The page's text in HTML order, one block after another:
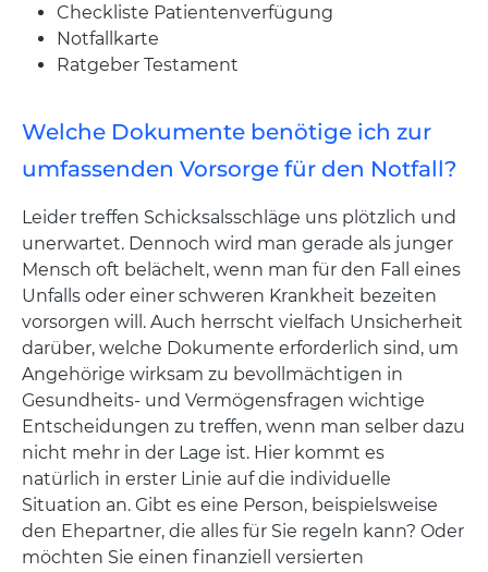
Checkliste Patientenverfügung
Notfallkarte
Ratgeber Testament
Welche Dokumente benötige ich zur
umfassenden Vorsorge für den Notfall?
Leider treffen Schicksalsschläge uns plötzlich und
unerwartet. Dennoch wird man gerade als junger
Mensch oft belächelt, wenn man für den Fall eines
Unfalls oder einer schweren Krankheit bezeiten
vorsorgen will. Auch herrscht vielfach Unsicherheit
darüber, welche Dokumente erforderlich sind, um
Angehörige wirksam zu bevollmächtigen in
Gesundheits- und Vermögensfragen wichtige
Entscheidungen zu treffen, wenn man selber dazu
nicht mehr in der Lage ist. Hier kommt es
natürlich in erster Linie auf die individuelle
Situation an. Gibt es eine Person, beispielsweise
den Ehepartner, die alles für Sie regeln kann? Oder
möchten Sie einen finanziell versierten